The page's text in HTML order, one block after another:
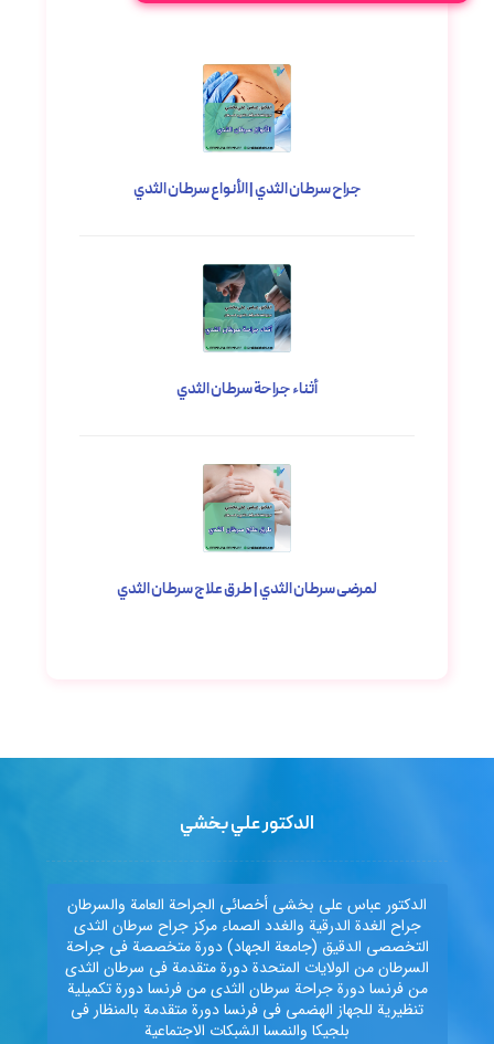
جراح سرطان الثدي | الأنواع سرطان الثدي
أثناء جراحة سرطان الثدي
لمرضى سرطان الثدي | طرق علاج سرطان الثدي
الدكتور علي بخشي
الدكتور عباس علي بخشي أخصائي الجراحة العامة والسرطان
جراح الغدة الدرقية والغدد الصماء مركز جراح سرطان الثدي
التخصصي الدقيق (جامعة الجهاد) دورة متخصصة في جراحة
السرطان من الولايات المتحدة دورة متقدمة في سرطان الثدي
من فرنسا دورة جراحة سرطان الثدي من فرنسا دورة تكميلية
تنظيرية للجهاز الهضمي في فرنسا دورة متقدمة بالمنظار في
بلجيكا والنمسا الشبكات الاجتماعية